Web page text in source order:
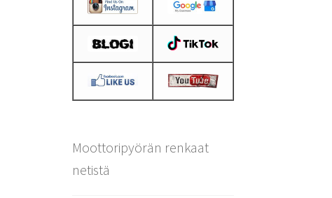
Moottoripyörän renkaat
netistä